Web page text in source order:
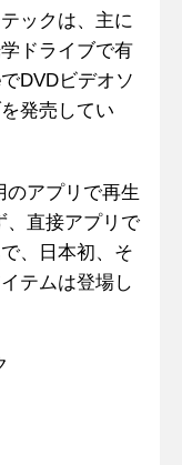
ックは、主に
ドライブで有
DVDビデオソ
発売してい
のアプリで再生
、直接アプリで
、日本初、そ
テムは登場し